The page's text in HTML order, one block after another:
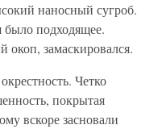
наносный сугроб.
подходящее.
замаскировался.
Четко
покрытая
вскоре засновали